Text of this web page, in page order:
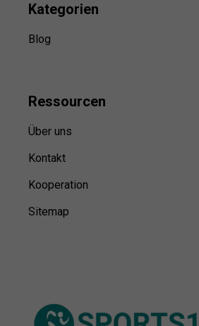
Kategorien
Blog
Ressourcen
Über uns
Kontakt
Kooperation
Sitemap